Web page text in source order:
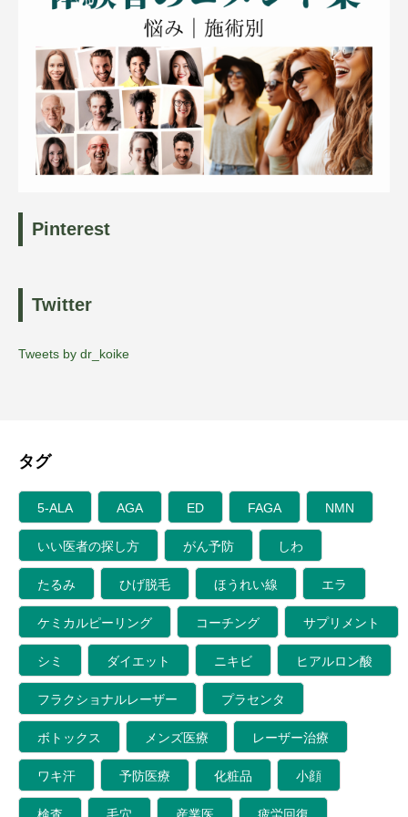
Pinterest
Twitter
Tweets by dr_koike
タグ
5-ALA AGA ED FAGA NMN
いい医者の探し方 がん予防 しわ
たるみ ひげ脱毛 ほうれい線 エラ
ケミカルピーリング コーチング サプリメント
シミ ダイエット ニキビ ヒアルロン酸
フラクショナルレーザー プラセンタ
ボトックス メンズ医療 レーザー治療
ワキ汗 予防医療 化粧品 小顔
検査 毛穴 産業医 疲労回復